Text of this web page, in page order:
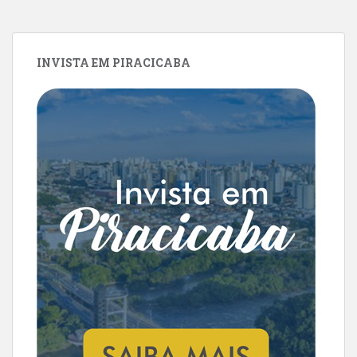
INVISTA EM PIRACICABA